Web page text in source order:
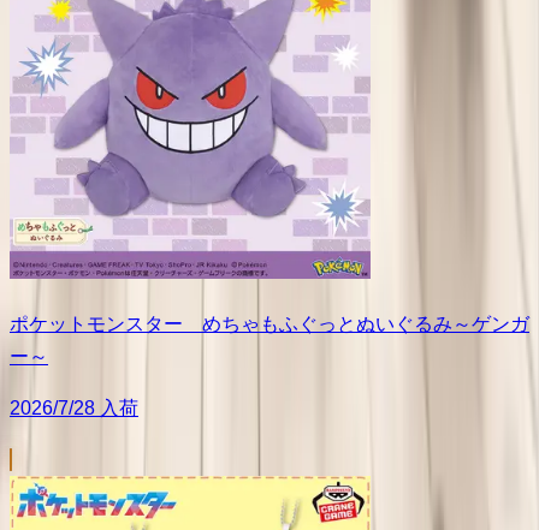
ポケットモンスター めちゃもふぐっとぬいぐるみ～ゲンガ
ー～
2026/7/28 入荷